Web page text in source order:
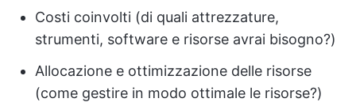
Costi coinvolti (di quali attrezzature,
strumenti, software e risorse avrai bisogno?)
Allocazione e ottimizzazione delle risorse
(come gestire in modo ottimale le risorse?)